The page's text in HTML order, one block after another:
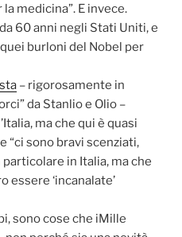
medicina”. E invece.
60 anni negli Stati Uniti, e
burloni del Nobel per
– rigorosamente in
da Stanlio e Olio –
ma che qui è quasi
“ci sono bravi scenziati,
in Italia, ma che
essere ‘incanalate’
sono cose che iMille